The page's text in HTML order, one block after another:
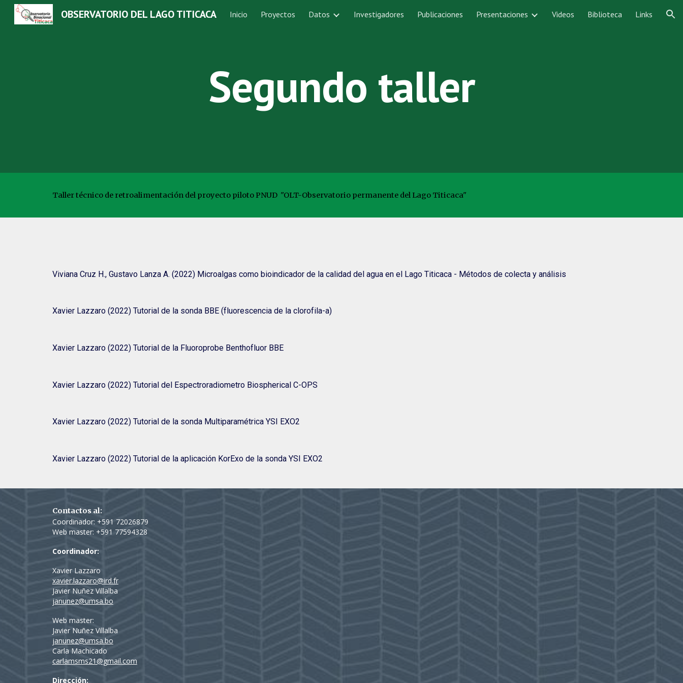
Skip to main content Skip to navigation
OBSERVATORIO DEL LAGO TITICACA Inicio Proyectos Datos Investigadores Publicaciones Presentaciones Videos Biblioteca Links
Segundo taller
Taller técnico de retroalimentación del proyecto piloto PNUD "OLT-Observatorio permanente del Lago Titicaca"
Viviana Cruz H., Gustavo Lanza A. (2022) Microalgas como bioindicador de la calidad del agua en el Lago Titicaca - Métodos de colecta y análisis
Xavier Lazzaro (2022) Tutorial de la sonda BBE (fluorescencia de la clorofila-a)
Xavier Lazzaro (2022) Tutorial de la Fluoroprobe Benthofluor BBE
Xavier Lazzaro (2022) Tutorial del Espectroradiometro Biospherical C-OPS
Xavier Lazzaro (2022) Tutorial de la sonda Multiparamétrica YSI EXO2
Xavier Lazzaro (2022) Tutorial de la aplicación KorExo de la sonda YSI EXO2
Contactos al:
Coordinador: +591 72026879
Web master: +591 77594328
Coordinador:
Xavier Lazzaro
xavier.lazzaro@ird.fr
Javier Nuñez Villalba
janunez@umsa.bo
Web master:
Javier Nuñez Villalba
janunez@umsa.bo
Carla Machicado
carlamsms21@gmail.com
Dirección: